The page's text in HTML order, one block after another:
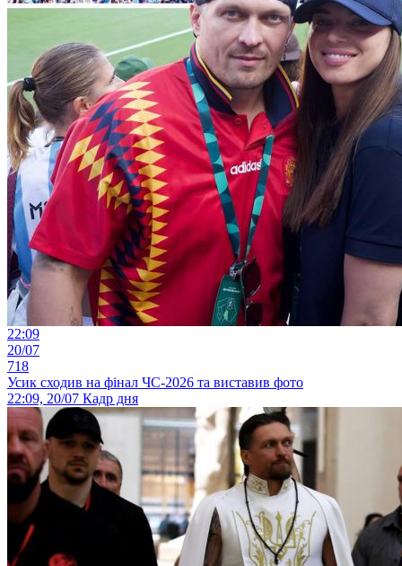
22:09
20/07
718
Усик сходив на фінал ЧС-2026 та виставив фото
22:09, 20/07 Кадр дня